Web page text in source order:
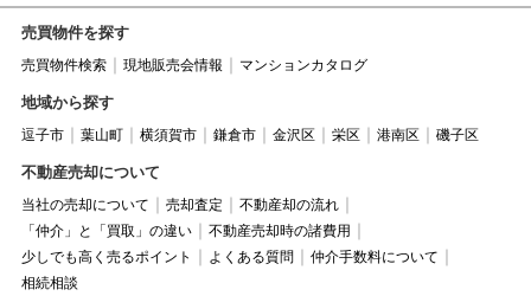
売買物件を探す
売買物件検索 現地販売会情報 マンションカタログ
地域から探す
逗子市 葉山町 横須賀市 鎌倉市 金沢区 栄区 港南区 磯子区
不動産売却について
当社の売却について 売却査定
不動産却の流れ
「仲介」と「買取」の違い
不動産売却時の諸費用
少しでも高く売るポイント
よくある質問
仲介手数料について
相続相談